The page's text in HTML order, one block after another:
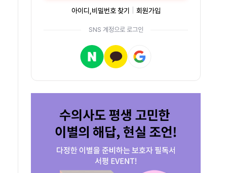
아이디,비밀번호 찾기 회원가입
SNS 계정으로 로그인